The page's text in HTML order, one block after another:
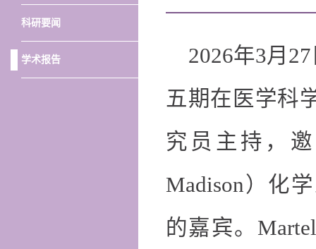
科研要闻
学术报告
2026年3月
五期在医学科
究员主持，
Madison）化
的嘉宾。